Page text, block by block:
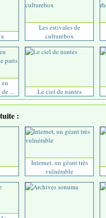
Les estivales de
culturebox
en
...
Le ciel de nantes
:
Internet, un géant très
vulnérable